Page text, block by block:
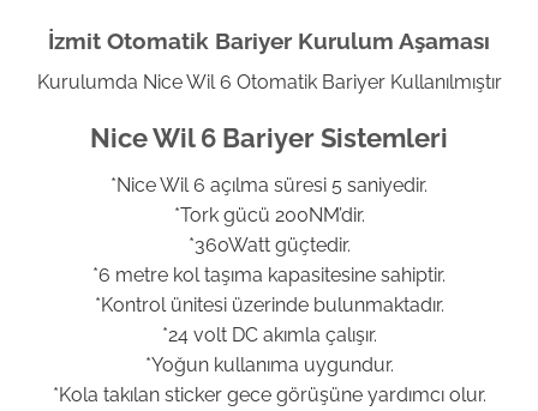
İzmit Otomatik Bariyer Kurulum Aşaması
Kurulumda Nice Wil 6 Otomatik Bariyer Kullanılmıştır
Nice Wil 6 Bariyer Sistemleri
*Nice Wil 6 açılma süresi 5 saniyedir.
*Tork gücü 200NM’dir.
*360Watt güçtedir.
*6 metre kol taşıma kapasitesine sahiptir.
*Kontrol ünitesi üzerinde bulunmaktadır.
*24 volt DC akımla çalışır.
*Yoğun kullanıma uygundur.
*Kola takılan sticker gece görüşüne yardımcı olur.